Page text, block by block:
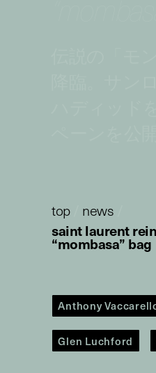
ハディッド
ペーンを公
top/ news
saint laurent
“mombasa” bag
Anthony
Glen Luchford